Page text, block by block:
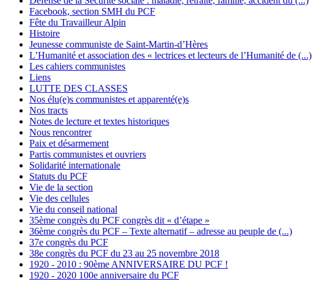
Facebook, section SMH du PCF
Fête du Travailleur Alpin
Histoire
Jeunesse communiste de Saint-Martin-d’Hères
L’Humanité et association des « lectrices et lecteurs de l’Humanité de (...)
Les cahiers communistes
Liens
LUTTE DES CLASSES
Nos élu(e)s communistes et apparenté(e)s
Nos tracts
Notes de lecture et textes historiques
Nous rencontrer
Paix et désarmement
Partis communistes et ouvriers
Solidarité internationale
Statuts du PCF
Vie de la section
Vie des cellules
Vie du conseil national
35ème congrès du PCF congrès dit « d’étape »
36ème congrès du PCF – Texte alternatif – adresse au peuple de (...)
37e congrès du PCF
38e congrès du PCF du 23 au 25 novembre 2018
1920 - 2010 : 90ème ANNIVERSAIRE DU PCF !
1920 - 2020 100e anniversaire du PCF